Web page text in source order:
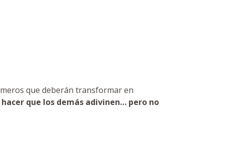
que deberán transformar en
hacer que los demás adivinen… pero no